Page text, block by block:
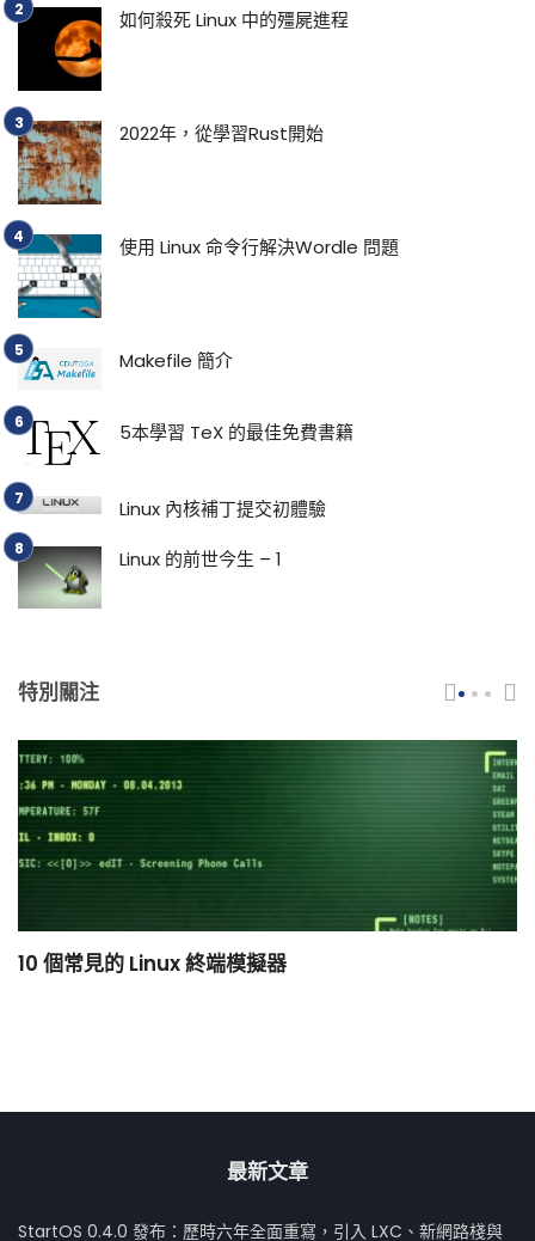
如何殺死 Linux 中的殭屍進程
2022年，從學習Rust開始
使用 Linux 命令行解決Wordle 問題
Makefile 簡介
5本學習 TeX 的最佳免費書籍
Linux 內核補丁提交初體驗
Linux 的前世今生 – 1
特別關注
10 個常見的 Linux 終端模擬器
最新文章
StartOS 0.4.0 發布：歷時六年全面重寫，引入 LXC、新網路棧與